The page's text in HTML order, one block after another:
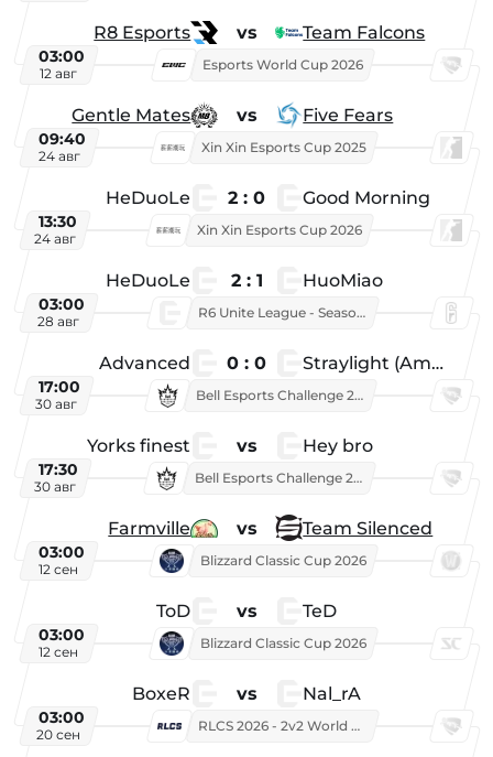
R8 Esports vs Team Falcons
03:00
12 авг
Esports World Cup 2026
Gentle Mates vs Five Fears
09:40
24 авг
Xin Xin Esports Cup 2025
HeDuoLe 2 : 0 Good Morning
13:30
24 авг
Xin Xin Esports Cup 2026
HeDuoLe 2 : 1 HuoMiao
03:00
28 авг
R6 Unite League - Season 1
Advanced 0 : 0 Straylight (American team)
17:00
30 авг
Bell Esports Challenge 2026
Yorks finest vs Hey bro
17:30
30 авг
Bell Esports Challenge 2026
Farmville vs Team Silenced
03:00
12 сен
Blizzard Classic Cup 2026
ToD vs TeD
03:00
12 сен
Blizzard Classic Cup 2026
BoxeR vs Nal_rA
03:00
20 сен
RLCS 2026 - 2v2 World Championship